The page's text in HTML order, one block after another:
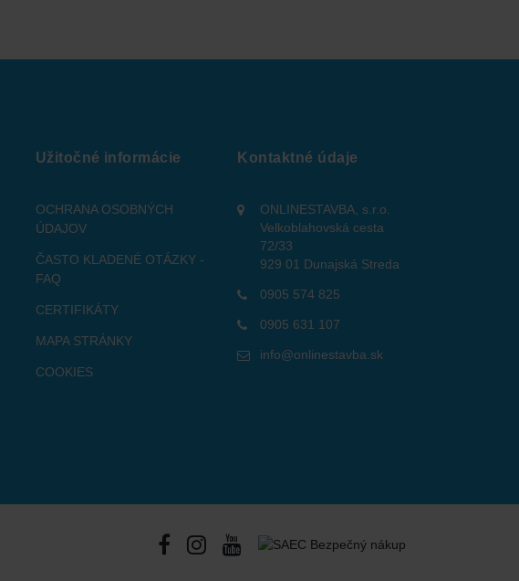
Užitočné informácie
OCHRANA OSOBNÝCH
ÚDAJOV
ČASTO KLADENÉ OTÁZKY -
FAQ
CERTIFIKÁTY
MAPA STRÁNKY
COOKIES
Kontaktné údaje
ONLINESTAVBA, s.r.o.
Velkoblahovská cesta
72/33
929 01 Dunajská Streda
0905 574 825
0905 631 107
info@onlinestavba.sk